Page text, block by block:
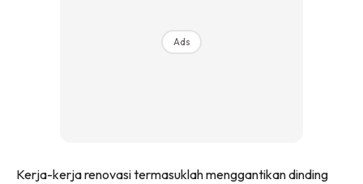
Casa ImpianaAds
Kerja-kerja renovasi termasuklah menggantikan dinding